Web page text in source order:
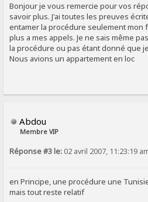
Bonjour je vous remercie pour vos
savoir plus. J'ai toutes les preuves
entamer la procédure seulement mon
plus a mes appels. Je ne sais même
la procédure ou pas étant donné que
Nous avions un appartement en loc
Abdou
Membre VIP
Réponse #3 le: 02 avril 2007, 11:23:19
en Principe, une procédure une
mais tout reste relatif